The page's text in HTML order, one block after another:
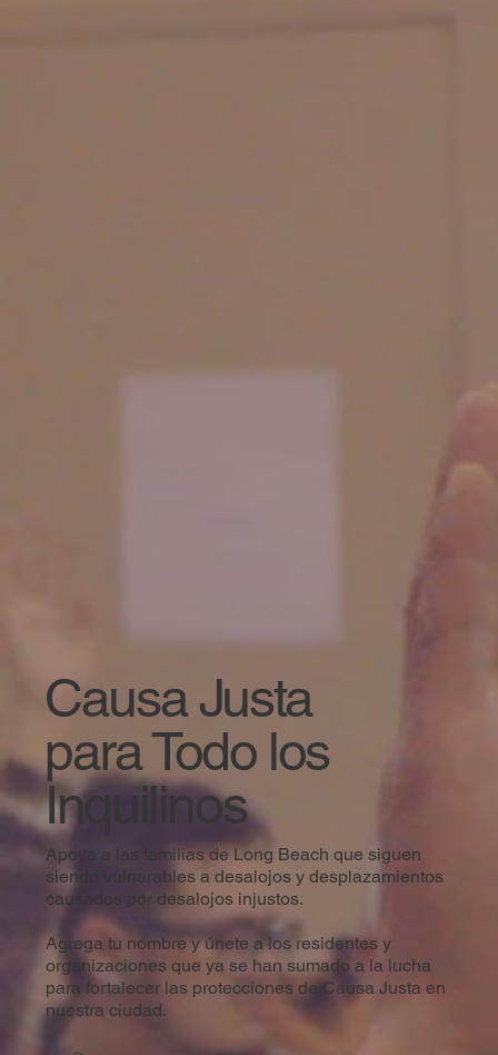
Causa Justa
para Todo los
Inquilinos
Apoya a las familias de Long Beach que siguen
siendo vulnerables a desalojos y desplazamientos
causados por desalojos injustos.
Agrega tu nombre y únete a los residentes y
organizaciones que ya se han sumado a la lucha
para fortalecer las protecciones de Causa Justa en
nuestra ciudad.